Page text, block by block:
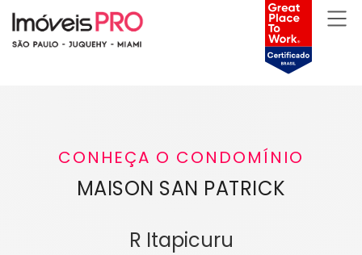
CONHEÇA O CONDOMÍNIO
MAISON SAN PATRICK
R Itapicuru